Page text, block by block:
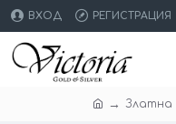
ВХОД РЕГИСТРАЦИЯ
Златна